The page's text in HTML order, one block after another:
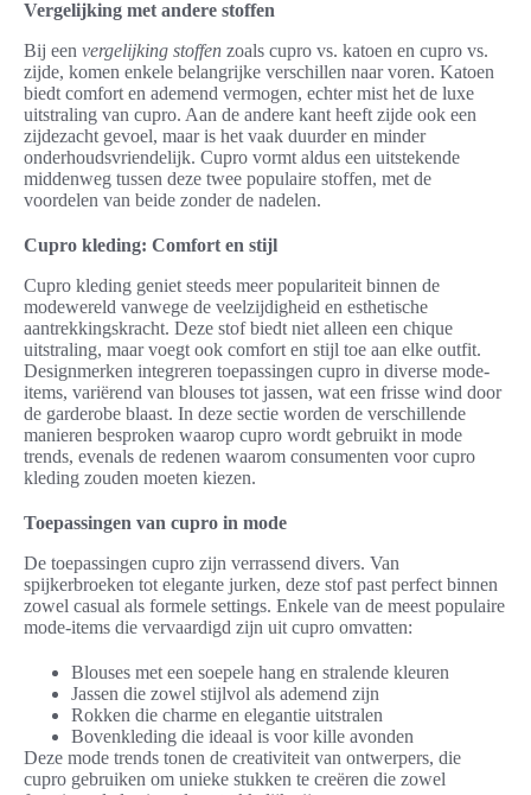
Vergelijking met andere stoffen
Bij een vergelijking stoffen zoals cupro vs. katoen en cupro vs.
zijde, komen enkele belangrijke verschillen naar voren. Katoen
biedt comfort en ademend vermogen, echter mist het de luxe
uitstraling van cupro. Aan de andere kant heeft zijde ook een
zijdezacht gevoel, maar is het vaak duurder en minder
onderhoudsvriendelijk. Cupro vormt aldus een uitstekende
middenweg tussen deze twee populaire stoffen, met de
voordelen van beide zonder de nadelen.
Cupro kleding: Comfort en stijl
Cupro kleding geniet steeds meer populariteit binnen de
modewereld vanwege de veelzijdigheid en esthetische
aantrekkingskracht. Deze stof biedt niet alleen een chique
uitstraling, maar voegt ook comfort en stijl toe aan elke outfit.
Designmerken integreren toepassingen cupro in diverse mode-
items, variërend van blouses tot jassen, wat een frisse wind door
de garderobe blaast. In deze sectie worden de verschillende
manieren besproken waarop cupro wordt gebruikt in mode
trends, evenals de redenen waarom consumenten voor cupro
kleding zouden moeten kiezen.
Toepassingen van cupro in mode
De toepassingen cupro zijn verrassend divers. Van
spijkerbroeken tot elegante jurken, deze stof past perfect binnen
zowel casual als formele settings. Enkele van de meest populaire
mode-items die vervaardigd zijn uit cupro omvatten:
Blouses met een soepele hang en stralende kleuren
Jassen die zowel stijlvol als ademend zijn
Rokken die charme en elegantie uitstralen
Bovenkleding die ideaal is voor kille avonden
Deze mode trends tonen de creativiteit van ontwerpers, die
cupro gebruiken om unieke stukken te creëren die zowel